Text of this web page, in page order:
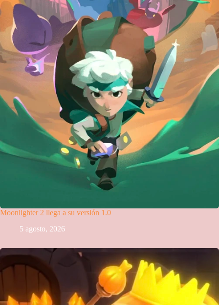
Moonlighter 2 llega a su versión 1.0
5 agosto, 2026